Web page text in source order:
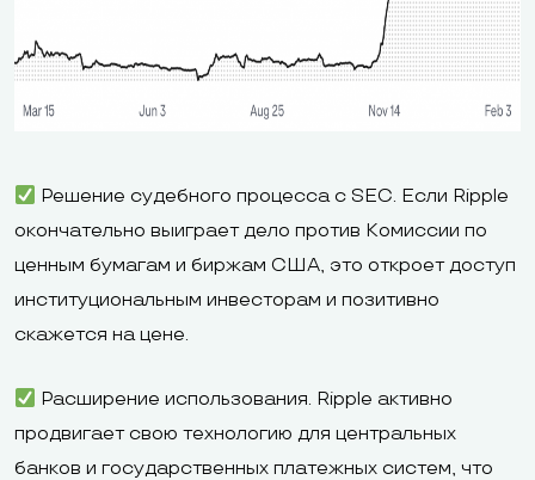
Решение судебного процесса с SEC. Если Ripple
окончательно выиграет дело против Комиссии по
ценным бумагам и биржам США, это откроет доступ
институциональным инвесторам и позитивно
скажется на цене.
Расширение использования. Ripple активно
продвигает свою технологию для центральных
банков и государственных платежных систем, что